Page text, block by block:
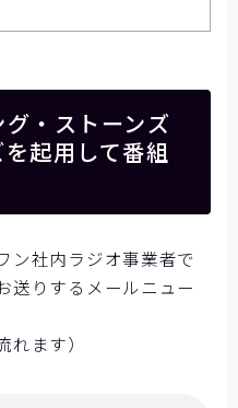
様
イト様】
グ・ストーンズ
起用して番組
ン社内ラジオ事業者で
送りするメールニュー
ます）